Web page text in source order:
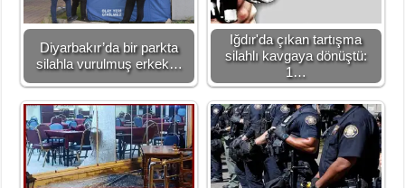
Diyarbakır’da bir parkta
silahla vurulmuş erkek…
Iğdır'da çıkan tartışma
silahlı kavgaya dönüştü:
1…